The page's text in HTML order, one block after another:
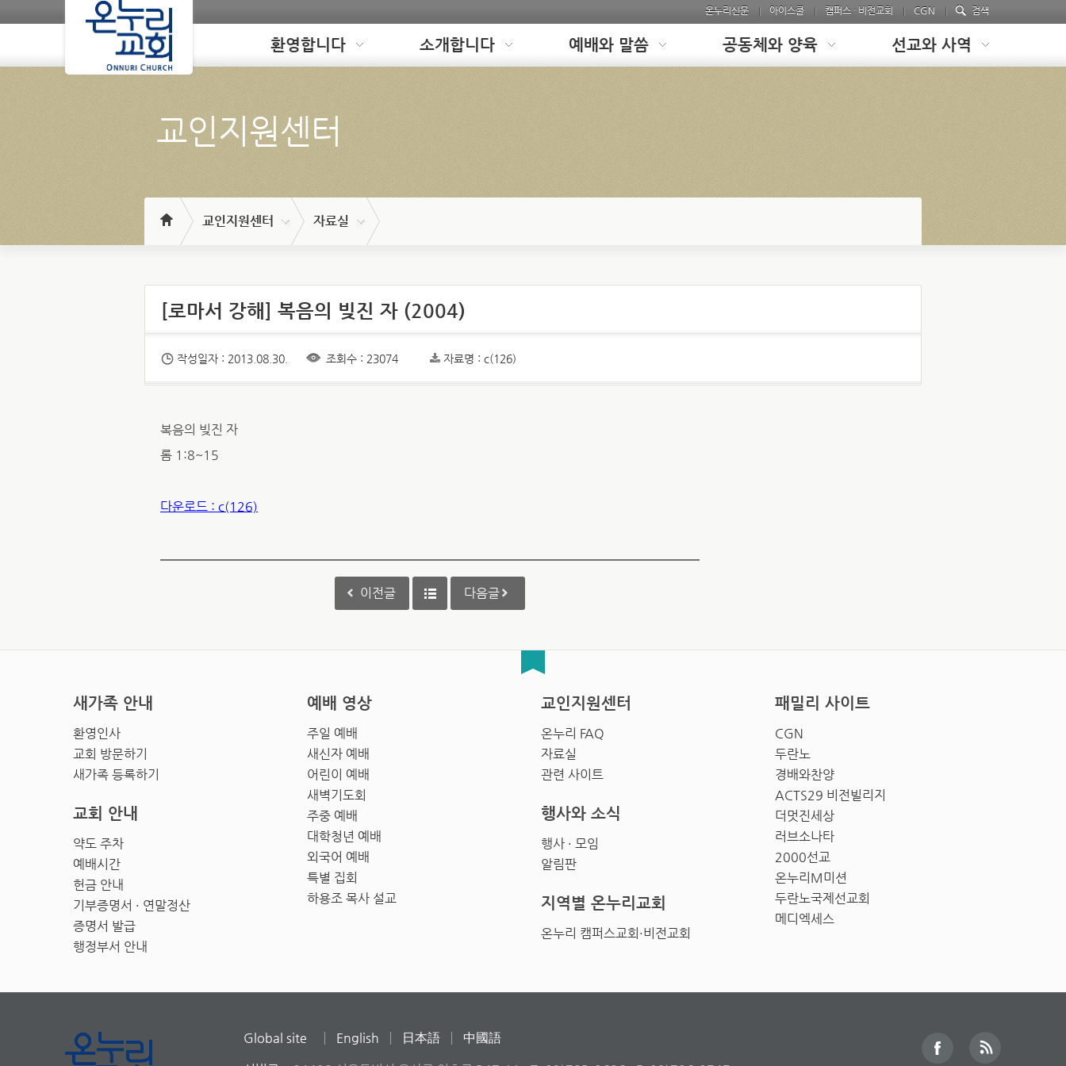
온누리신문 아이스쿨 캠퍼스 · 비전교회 CGN 검색
Loading 환영합니다 소개합니다 예배와 말씀 공동체와 양육 선교와 사역
교인지원센터
교인지원센터 자료실
[로마서 강해] 복음의 빚진 자 (2004)
작성일자 : 2013.08.30. 조회수 : 23074 자료명 : c(126)
복음의 빚진 자
롬 1:8~15
다운로드 : c(126)
이전글 다음글
새가족 안내
환영인사
교회 방문하기
새가족 등록하기
예배 영상
주일 예배
새신자 예배
어린이 예배
새벽기도회
주중 예배
대학청년 예배
외국어 예배
특별 집회
하용조 목사 설교
교인지원센터
온누리 FAQ
자료실
관련 사이트
패밀리 사이트
CGN
두란노
경배와찬양
ACTS29 비전빌리지
더멋진세상
러브소나타
2000선교
온누리M미션
두란노국제선교회
메디엑세스
교회 안내
약도 주차
예배시간
헌금 안내
기부증명서 · 연말정산
증명서 발급
행정부서 안내
행사와 소식
행사 · 모임
알림판
지역별 온누리교회
온누리 캠퍼스교회·비전교회
Global site English 日本語 中國語